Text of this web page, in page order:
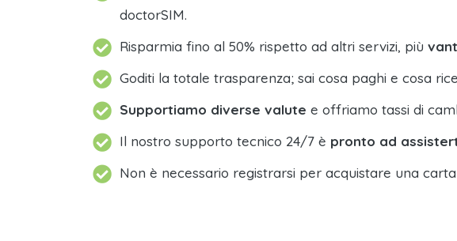
doctorSIM.
Risparmia fino al 50% rispetto ad altri servizi, più
Goditi la totale trasparenza; sai cosa paghi e cosa
Supportiamo diverse valute e offriamo tassi di
Il nostro supporto tecnico 24/7 è pronto ad
Non è necessario registrarsi per acquistare una